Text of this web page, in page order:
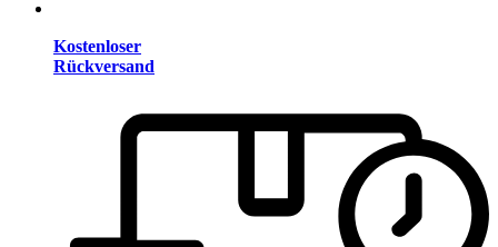
Kostenloser
Rückversand